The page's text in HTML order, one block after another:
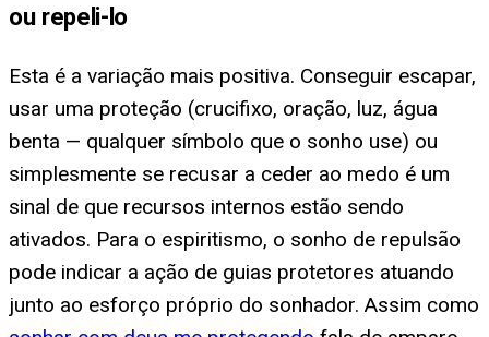
ou repeli-lo
Esta é a variação mais positiva. Conseguir escapar,
usar uma proteção (crucifixo, oração, luz, água
benta — qualquer símbolo que o sonho use) ou
simplesmente se recusar a ceder ao medo é um
sinal de que recursos internos estão sendo
ativados. Para o espiritismo, o sonho de repulsão
pode indicar a ação de guias protetores atuando
junto ao esforço próprio do sonhador. Assim como